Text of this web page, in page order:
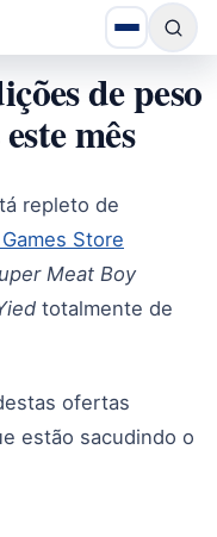
de peso
mês
repleto de
Store
Meat Boy
totalmente de
ofertas
estão sacudindo o